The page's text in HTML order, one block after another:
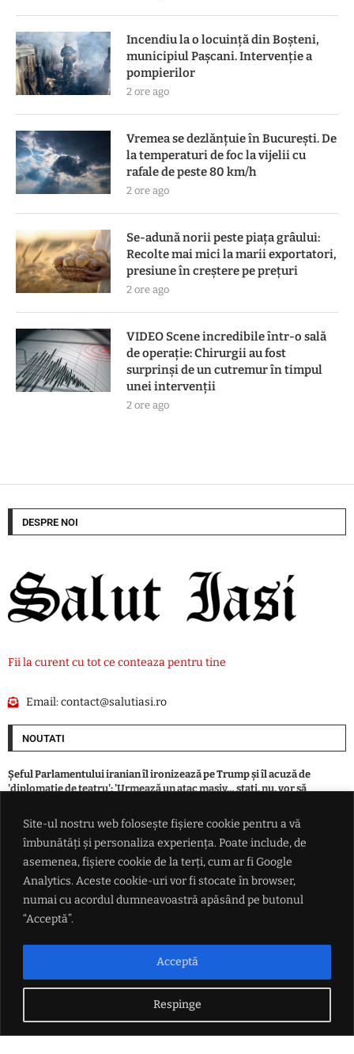
Site-ul nostru web folosește fișiere cookie pentru a vă
îmbunătăți și personaliza experiența. Poate include, de
asemenea, fișiere cookie de la terți, cum ar fi Google
Analytics. Aceste cookie-uri vor fi stocate în browser,
numai cu acordul dumneavoastră apăsând pe butonul
“Acceptă”.
Respinge
Acceptă
Incendiu la o locuință din Boșteni,
municipiul Pașcani. Intervenție a
pompierilor
2 ore ago
Vremea se dezlănțuie în București. De
la temperaturi de foc la vijelii cu
rafale de peste 80 km/h
2 ore ago
Se-adună norii peste piața grâului:
Recolte mai mici la marii exportatori,
presiune în creștere pe prețuri
2 ore ago
VIDEO Scene incredibile într-o sală
de operație: Chirurgii au fost
surprinși de un cutremur în timpul
unei intervenții
2 ore ago
DESPRE NOI
Fii la curent cu tot ce conteaza pentru tine
Email:contact@salutiasi.ro
NOUTATI
Șeful Parlamentului iranian îl ironizează pe Trump și îl acuză de
'diplomație de teatru': 'Urmează un atac masiv… stați, nu, vor să
Incendiu la o locuință din Boșteni, municipiul Pașcani. Intervenție a
pompierilor
Vremea se dezlănțuie în București. De la temperaturi de foc la vijelii cu
rafale de peste 80 km/h
Se-adună norii peste piața grâului: Recolte mai mici la marii